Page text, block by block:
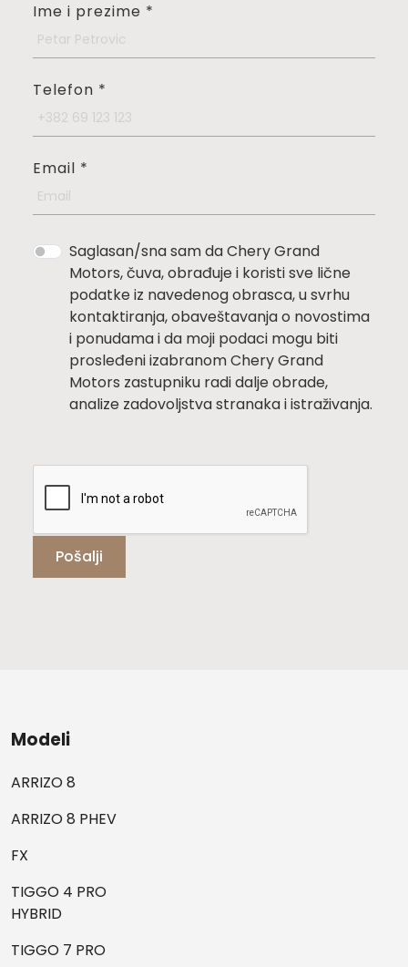
Ime i prezime *
Telefon *
Email *
Saglasan/sna sam da Chery Grand
Motors, čuva, obrađuje i koristi sve lične
podatke iz navedenog obrasca, u svrhu
kontaktiranja, obaveštavanja o novostima
i ponudama i da moji podaci mogu biti
prosleđeni izabranom Chery Grand
Motors zastupniku radi dalje obrade,
analize zadovoljstva stranaka i istraživanja.
Pošalji
Modeli
ARRIZO 8
ARRIZO 8 PHEV
FX
TIGGO 4 PRO
HYBRID
TIGGO 7 PRO